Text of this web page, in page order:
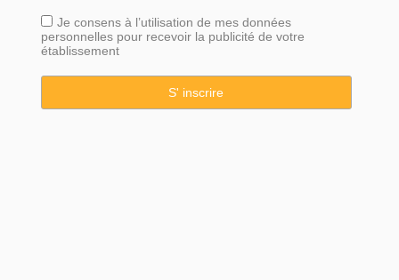
Je consens à l’utilisation de mes données
personnelles pour recevoir la publicité de votre
établissement